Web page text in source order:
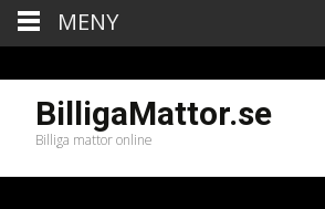
BilligaMattor.se
Billiga mattor online
MENY